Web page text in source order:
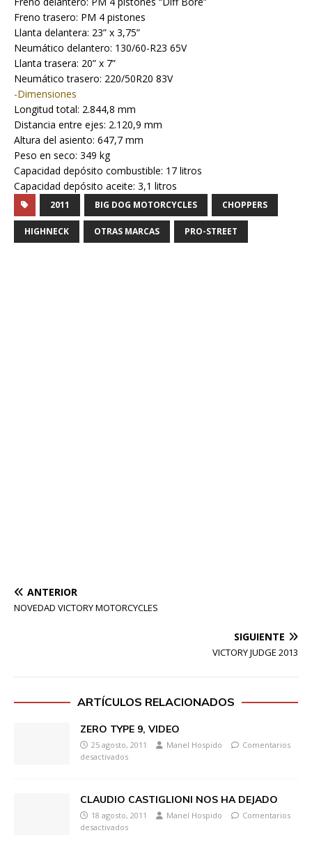
Freno trasero: PM 4 pistones
Llanta delantera: 23” x 3,75”
Neumático delantero: 130/60-R23 65V
Llanta trasera: 20” x 7”
Neumático trasero: 220/50R20 83V
-Dimensiones
Longitud total: 2.844,8 mm
Distancia entre ejes: 2.120,9 mm
Altura del asiento: 647,7 mm
Peso en seco: 349 kg
Capacidad depósito combustible: 17 litros
Capacidad depósito aceite: 3,1 litros
2011 BIG DOG MOTORCYCLES CHOPPERS
HIGHNECK OTRAS MARCAS PRO-STREET
ANTERIOR
NOVEDAD VICTORY MOTORCYCLES
SIGUIENTE
VICTORY JUDGE 2013
ARTÍCULOS RELACIONADOS
ZERO TYPE 9, VIDEO
25 agosto, 2011 Manel Hospido
Comentarios
desactivados
CLAUDIO CASTIGLIONI NOS HA DEJADO
18 agosto, 2011 Manel Hospido
Comentarios
desactivados